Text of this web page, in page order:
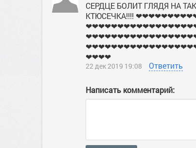
СЕРДЦЕ БОЛИТ ГЛЯДЯ НА
КТЮСЕЧКА!!!!
❤❤❤❤
22 дек 2019 19:08 Ответить
Написать комментарий: